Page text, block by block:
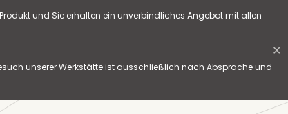
und Sie erhalten ein unverbindliches Angebot mit allen
unserer Werkstätte ist ausschließlich nach Absprache und
✕